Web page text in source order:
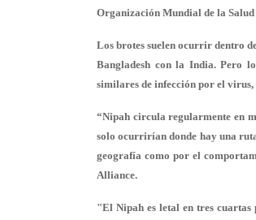
Organización Mundial de la
Los brotes suelen ocurrir dentro
Bangladesh con la India. Pero
similares de infección por el
“Nipah circula regularmente en
solo ocurrirían donde hay una
geografía como por el
Alliance.
"El Nipah es letal en tres cuartas